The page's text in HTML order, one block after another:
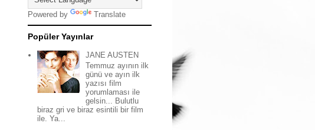
Powered by Translate
Popüler Yayınlar
JANE AUSTEN
Temmuz ayının ilk
günü ve ayın ilk
yazısı film
yorumlaması ile
gelsin... Bulutlu
biraz gri ve biraz esintili bir film
ile. Ya...